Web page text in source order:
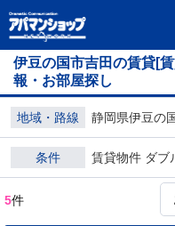
伊豆の国市吉田の賃貸[
報・お部屋探し
地域・路線 静岡県伊豆の
条件 賃貸物件 ダブ
5件